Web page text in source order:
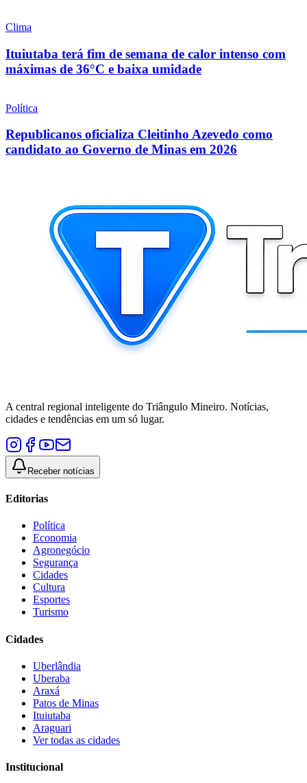
Clima
Ituiutaba terá fim de semana de calor intenso com
máximas de 36°C e baixa umidade
Política
Republicanos oficializa Cleitinho Azevedo como
candidato ao Governo de Minas em 2026
A central regional inteligente do Triângulo Mineiro. Notícias,
cidades e tendências em um só lugar.
Receber notícias
Editorias
Política
Economia
Agronegócio
Segurança
Cidades
Cultura
Esportes
Turismo
Cidades
Uberlândia
Uberaba
Araxá
Patos de Minas
Ituiutaba
Araguari
Ver todas as cidades
Institucional